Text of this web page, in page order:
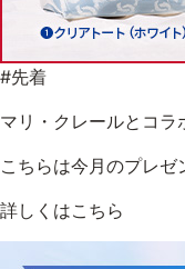
#先着
マリ・クレールとコラ
こちらは今月のプレ
詳しくはこちら